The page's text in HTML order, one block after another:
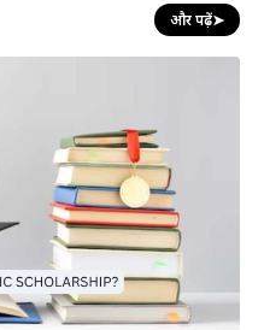
और पढ़ें➤